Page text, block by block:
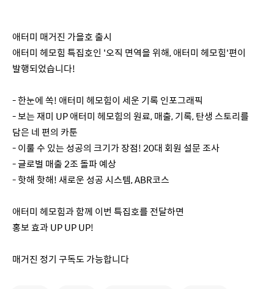
애터미 매거진 가을호 출시
애터미 헤모힘 특집호인 '오직 면역을 위해, 애터미 헤모힘'편이
발행되었습니다!
- 한눈에 쏙! 애터미 헤모힘이 세운 기록 인포그래픽
- 보는 재미 UP 애터미 헤모힘의 원료, 매출, 기록, 탄생 스토리를
담은 네 편의 카툰
- 이룰 수 있는 성공의 크기가 장점! 20대 회원 설문 조사
- 글로벌 매출 2조 돌파 예상
- 핫해 핫해! 새로운 성공 시스템, ABR코스
애터미 헤모힘과 함께 이번 특집호를 전달하면
홍보 효과 UP UP UP!
매거진 정기 구독도 가능합니다